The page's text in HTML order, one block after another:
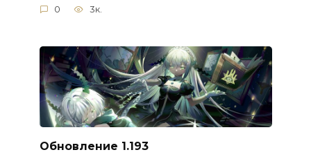
0 3к.
Обновление 1.193